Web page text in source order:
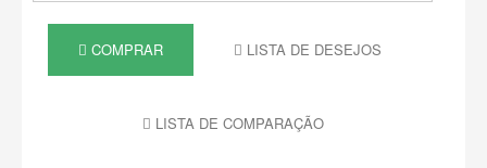
COMPRAR LISTA DE DESEJOS
LISTA DE COMPARAÇÃO